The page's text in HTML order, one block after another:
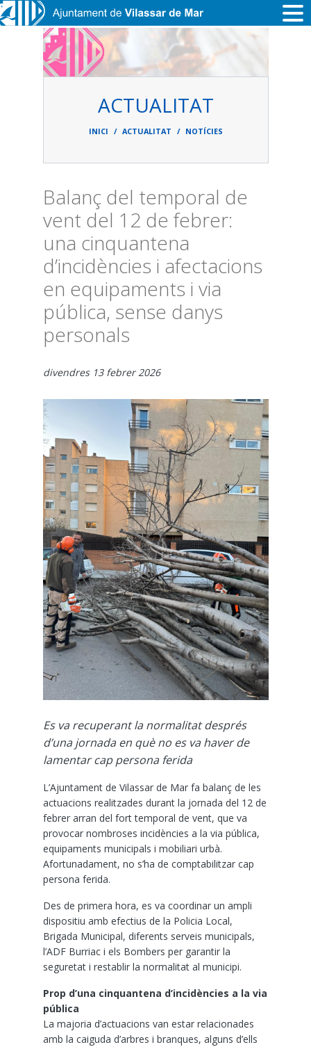
Vés al contingut
ACTUALITAT
d'ariadna
INICI ACTUALITAT NOTÍCIES
Balanç del temporal de
vent del 12 de febrer:
una cinquantena
d’incidències i afectacions
en equipaments i via
pública, sense danys
personals
divendres 13 febrer 2026
Es va recuperant la normalitat després
d’una jornada en què no es va haver de
lamentar cap persona ferida
L’Ajuntament de Vilassar de Mar fa balanç de les
actuacions realitzades durant la jornada del 12 de
febrer arran del fort temporal de vent, que va
provocar nombroses incidències a la via pública,
equipaments municipals i mobiliari urbà.
Afortunadament, no s’ha de comptabilitzar cap
persona ferida.
Des de primera hora, es va coordinar un ampli
dispositiu amb efectius de la Policia Local,
Brigada Municipal, diferents serveis municipals,
l’ADF Burriac i els Bombers per garantir la
seguretat i restablir la normalitat al municipi.
Prop d’una cinquantena d’incidències a la via
pública
La majoria d’actuacions van estar relacionades
amb la caiguda d’arbres i branques, alguns d’ells